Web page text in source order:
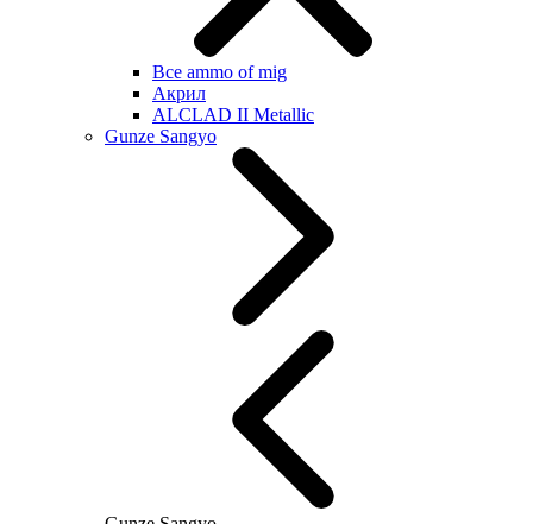
Все ammo of mig
Акрил
ALCLAD II Metallic
Gunze Sangyo